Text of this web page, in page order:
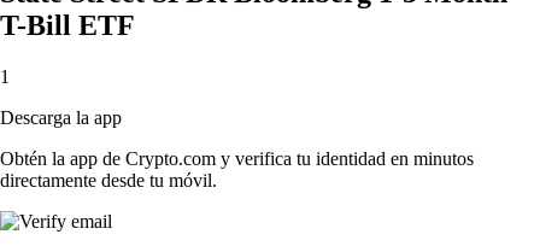
T-Bill ETF
1
Descarga la app
Obtén la app de Crypto.com y verifica tu identidad en minutos
directamente desde tu móvil.